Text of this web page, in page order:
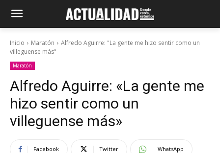
Inicio Maratón
Alfredo Aguirre: "La gente me hizo sentir como un
villeguense más"
Maratón
Alfredo Aguirre: «La gente me
hizo sentir como un
villeguense más»
Facebook Twitter WhatsApp